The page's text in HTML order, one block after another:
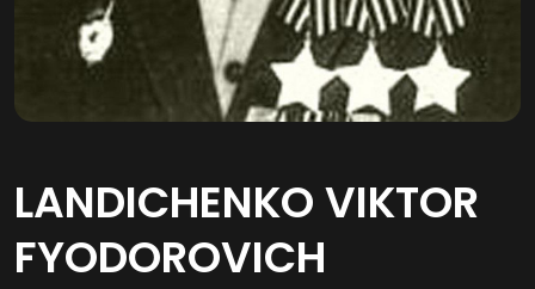
LANDICHENKO VIKTOR
FYODOROVICH